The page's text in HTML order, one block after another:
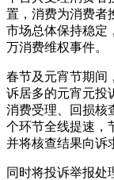
置，消费为消费者
市场总体保持稳定
万消费维权事件。
春节及元宵节期间
诉居多的元宵元投
消费受理、回损核
个环节全线提速，
并将核查结果向诉
同时将投诉举报处